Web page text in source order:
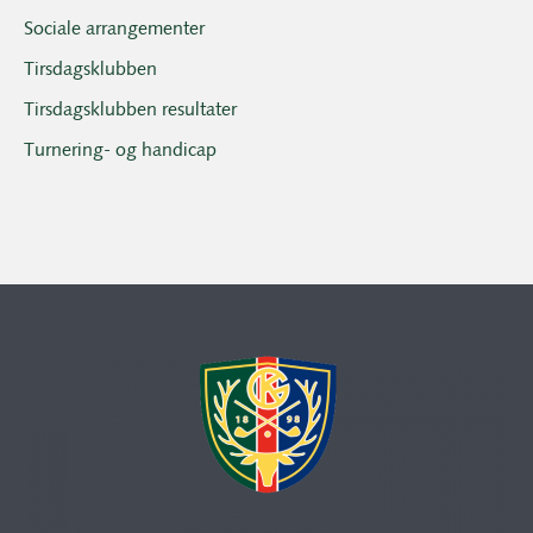
Sociale arrangementer
Tirsdagsklubben
Tirsdagsklubben resultater
Turnering- og handicap